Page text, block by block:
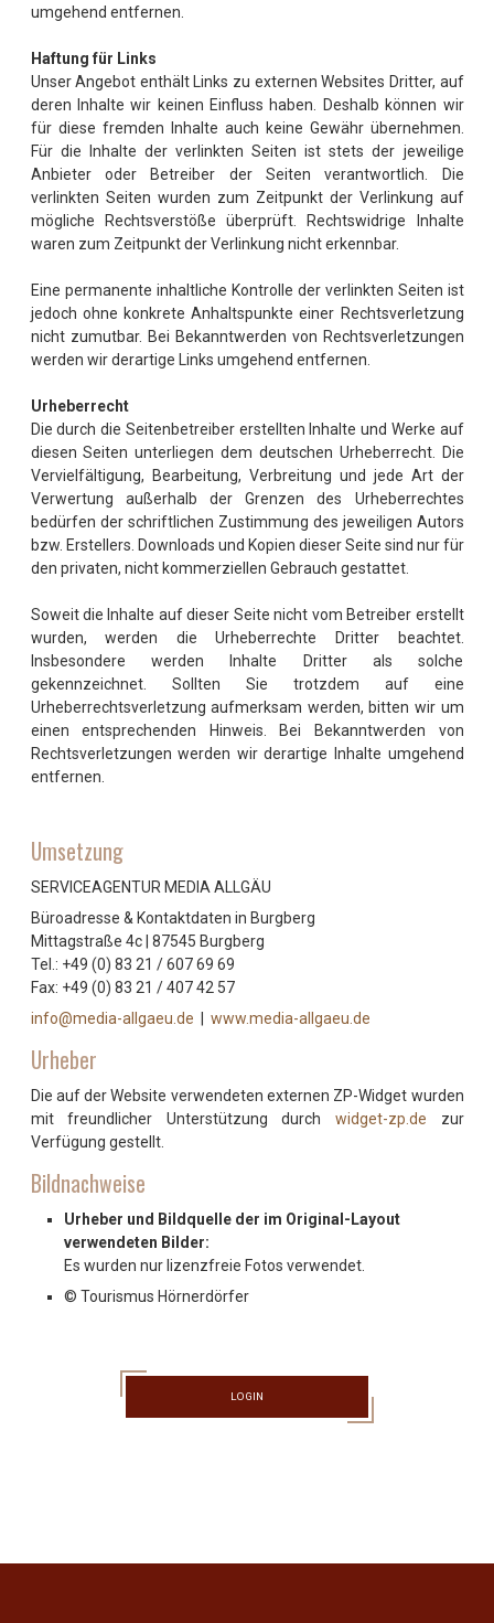
umgehend entfernen.
Haftung für Links
Unser Angebot enthält Links zu externen Websites Dritter, auf
deren Inhalte wir keinen Einfluss haben. Deshalb können wir
für diese fremden Inhalte auch keine Gewähr übernehmen.
Für die Inhalte der verlinkten Seiten ist stets der jeweilige
Anbieter oder Betreiber der Seiten verantwortlich. Die
verlinkten Seiten wurden zum Zeitpunkt der Verlinkung auf
mögliche Rechtsverstöße überprüft. Rechtswidrige Inhalte
waren zum Zeitpunkt der Verlinkung nicht erkennbar.
Eine permanente inhaltliche Kontrolle der verlinkten Seiten ist
jedoch ohne konkrete Anhaltspunkte einer Rechtsverletzung
nicht zumutbar. Bei Bekanntwerden von Rechtsverletzungen
werden wir derartige Links umgehend entfernen.
Urheberrecht
Die durch die Seitenbetreiber erstellten Inhalte und Werke auf
diesen Seiten unterliegen dem deutschen Urheberrecht. Die
Vervielfältigung, Bearbeitung, Verbreitung und jede Art der
Verwertung außerhalb der Grenzen des Urheberrechtes
bedürfen der schriftlichen Zustimmung des jeweiligen Autors
bzw. Erstellers. Downloads und Kopien dieser Seite sind nur für
den privaten, nicht kommerziellen Gebrauch gestattet.
Soweit die Inhalte auf dieser Seite nicht vom Betreiber erstellt
wurden, werden die Urheberrechte Dritter beachtet.
Insbesondere werden Inhalte Dritter als solche
gekennzeichnet. Sollten Sie trotzdem auf eine
Urheberrechtsverletzung aufmerksam werden, bitten wir um
einen entsprechenden Hinweis. Bei Bekanntwerden von
Rechtsverletzungen werden wir derartige Inhalte umgehend
entfernen.
Umsetzung
SERVICEAGENTUR MEDIA ALLGÄU
Büroadresse & Kontaktdaten in Burgberg
Mittagstraße 4c | 87545 Burgberg
Tel.: +49 (0) 83 21 / 607 69 69
Fax: +49 (0) 83 21 / 407 42 57
info@media-allgaeu.de
www.media-allgaeu.de
Urheber
Die auf der Website verwendeten externen ZP-Widget wurden
mit freundlicher Unterstützung durch widget-zp.de zur
Verfügung gestellt.
Bildnachweise
Urheber und Bildquelle der im Original-Layout
verwendeten Bilder:
Es wurden nur lizenzfreie Fotos verwendet.
© Tourismus Hörnerdörfer
LOGIN